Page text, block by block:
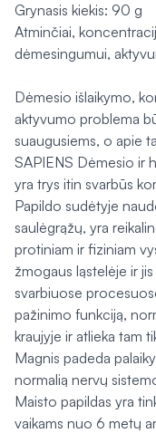
Grynasis kiekis: 90 g
Atminčiai,
dėmesingumui,
Dėmesio išlaikymo,
aktyvumo problema
suaugusiems, o apie
SAPIENS Dėmesio ir
yra trys itin svarbūs
Papildo sudėtyje
saulėgrąžų, yra
protiniam ir fiziniam
žmogaus ląstelėje ir
svarbiuose
pažinimo funkciją,
kraujyje ir atlieka tam
Magnis padeda
normalią nervų
Maisto papildas yra
vaikams nuo 6 metų